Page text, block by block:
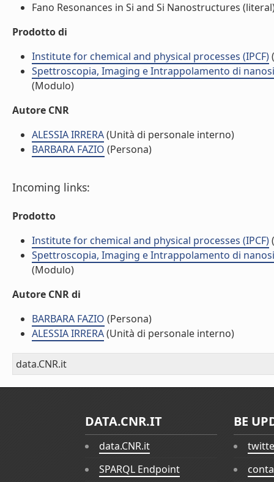
Fano Resonances in Si and Si Nanostructures
Prodotto di
Institute for chemical and physical processes (IPCF)
Spettroscopia, Imaging e Intrappolamento di
(Modulo)
Autore CNR
ALESSIA IRRERA(Unità di personale interno)
BARBARA FAZIO (Persona)
Incoming links:
Prodotto
Institute for chemical and physical processes (IPCF)
Spettroscopia, Imaging e Intrappolamento di
(Modulo)
Autore CNR di
BARBARA FAZIO (Persona)
ALESSIA IRRERA(Unità di personale interno)
data.CNR.it
DATA.CNR.IT
data.CNR.it
SPARQL Endpoint
BE